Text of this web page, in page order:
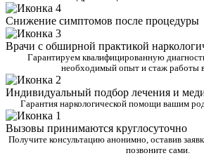
Снижение симптомов после процедуры
Врачи с обширной практикой
Гарантируем квалифицированную
необходимый опыт и стаж работы
Индивидуальный подбор лечения и
Гарантия наркологической помощи вашим
Вызовы принимаются круглосуточно
Получите консультацию анонимно, оставив
позвоните сами.